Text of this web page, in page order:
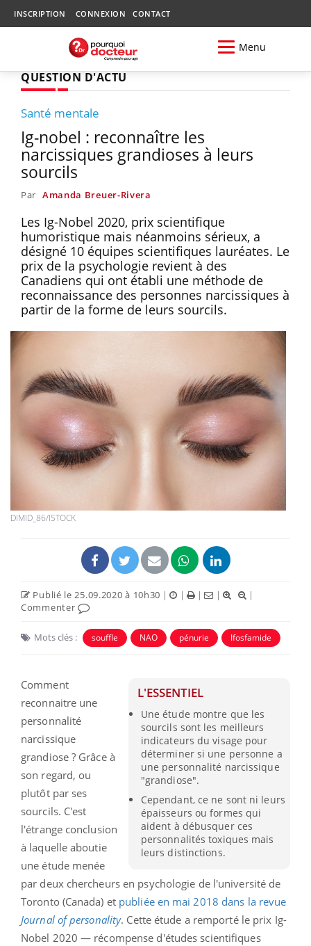
INSCRIPTION CONNEXION CONTACT
Menu
QUESTION D'ACTU
Santé mentale
Ig-nobel : reconnaître les
narcissiques grandioses à leurs
sourcils
Par Amanda Breuer-Rivera
Les Ig-Nobel 2020, prix scientifique
humoristique mais néanmoins sérieux, a
désigné 10 équipes scientifiques lauréates. Le
prix de la psychologie revient à des
Canadiens qui ont établi une méthode de
reconnaissance des personnes narcissiques à
partir de la forme de leurs sourcils.
DIMID_86/ISTOCK
Publié le 25.09.2020 à 10h30 | | | |
|
Commenter
Mots clés : souffle NAO pénurie Ifosfamide
L'ESSENTIEL
Une étude montre que les
sourcils sont les meilleurs
indicateurs du visage pour
déterminer si une personne a
une personnalité narcissique
"grandiose".
Cependant, ce ne sont ni leurs
épaisseurs ou formes qui
aident à débusquer ces
personnalités toxiques mais
leurs distinctions.
Comment
reconnaitre une
personnalité
narcissique
grandiose ? Grâce à
son regard, ou
plutôt par ses
sourcils. C'est
l'étrange conclusion
à laquelle aboutie
une étude menée
par deux chercheurs en psychologie de l'université de
Toronto (Canada) et publiée en mai 2018 dans la revue
Journal of personality. Cette étude a remporté le prix Ig-
Nobel 2020 — récompense d'études scientifiques